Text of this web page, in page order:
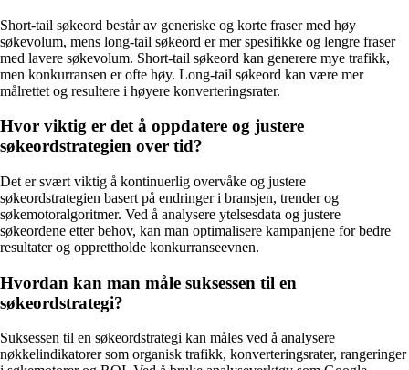
Short-tail søkeord består av generiske og korte fraser med høy
søkevolum, mens long-tail søkeord er mer spesifikke og lengre fraser
med lavere søkevolum. Short-tail søkeord kan generere mye trafikk,
men konkurransen er ofte høy. Long-tail søkeord kan være mer
målrettet og resultere i høyere konverteringsrater.
Hvor viktig er det å oppdatere og justere
søkeordstrategien over tid?
Det er svært viktig å kontinuerlig overvåke og justere
søkeordstrategien basert på endringer i bransjen, trender og
søkemotoralgoritmer. Ved å analysere ytelsesdata og justere
søkeordene etter behov, kan man optimalisere kampanjene for bedre
resultater og opprettholde konkurranseevnen.
Hvordan kan man måle suksessen til en
søkeordstrategi?
Suksessen til en søkeordstrategi kan måles ved å analysere
nøkkelindikatorer som organisk trafikk, konverteringsrater, rangeringer